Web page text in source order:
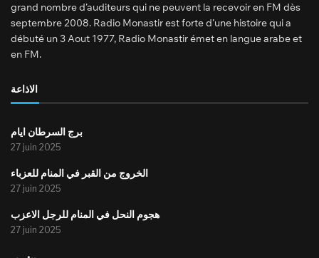
grand nombre d’auditeurs qui ne peuvent la recevoir en FM dès
septembre 2008. Radio Monastir est forte d’une histoire qui a
débuté un 3 Aout 1977, Radio Monastir émet en langue arabe et
en FM.
الاذاعة
برج السرطان ايام
27 juin 2025
الخروج من القبر في المنام للعزباء
27 juin 2025
هجوم النحل في المنام للرجل الاعزب
27 juin 2025